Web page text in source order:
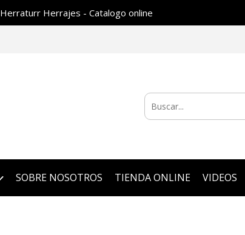
Herraturr Herrajes - Catalogo online
SOBRE NOSOTROS TIENDA ONLINE VIDEOS